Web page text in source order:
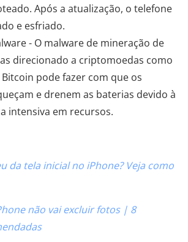
Após a atualização, o telefone
e esfriado.
- O malware de mineração de
direcionado a criptomoedas como
pode fazer com que os
e drenem as baterias devido à
intensiva em recursos.
da tela inicial no iPhone? Veja como
não vai excluir fotos | 8